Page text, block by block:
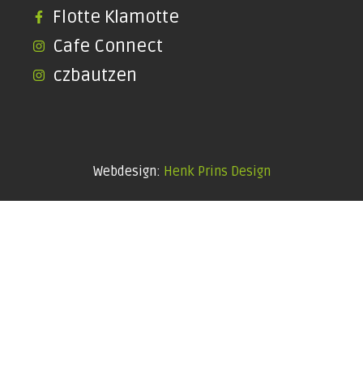
Flotte Klamotte
Cafe Connect
czbautzen
Webdesign: Henk Prins Design